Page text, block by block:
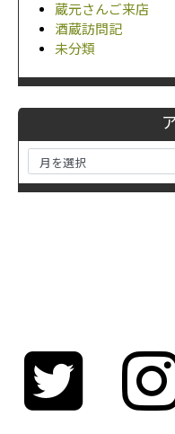
蔵元さんご来店
酒蔵訪問記
未分類